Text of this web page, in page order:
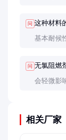
问 这种材料
基本耐候
问 无氯阻燃
会轻微影
相关厂家